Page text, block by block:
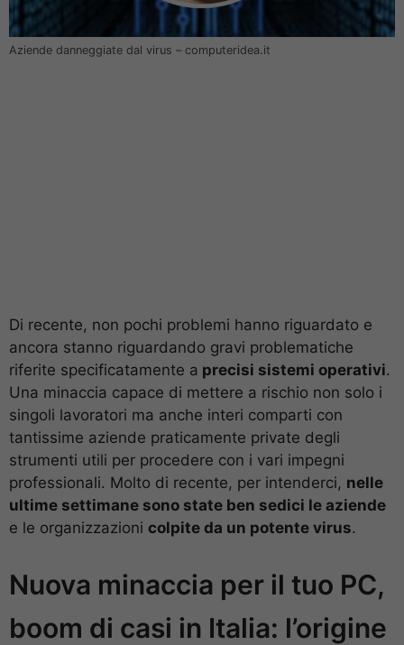
Aziende danneggiate dal virus – computeridea.it
Di recente, non pochi problemi hanno riguardato e
ancora stanno riguardando gravi problematiche
riferite specificatamente a precisi sistemi operativi.
Una minaccia capace di mettere a rischio non solo i
singoli lavoratori ma anche interi comparti con
tantissime aziende praticamente private degli
strumenti utili per procedere con i vari impegni
professionali. Molto di recente, per intenderci, nelle
ultime settimane sono state ben sedici le aziende
e le organizzazioni colpite da un potente virus.
Nuova minaccia per il tuo PC,
boom di casi in Italia: l’origine